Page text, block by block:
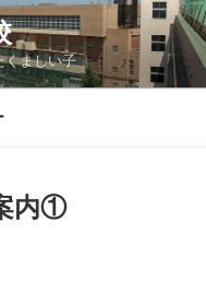
ましい子
内①